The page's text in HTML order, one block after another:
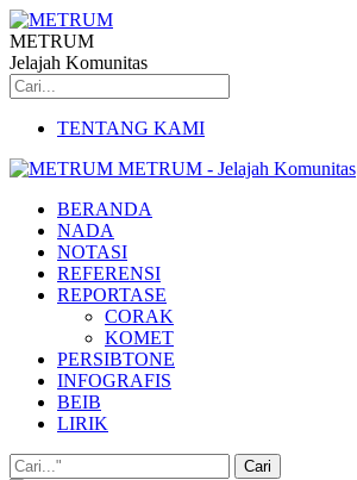
METRUM
Jelajah Komunitas
TENTANG KAMI
METRUM - Jelajah Komunitas
BERANDA
NADA
NOTASI
REFERENSI
REPORTASE
CORAK
KOMET
PERSIBTONE
INFOGRAFIS
BEIB
LIRIK